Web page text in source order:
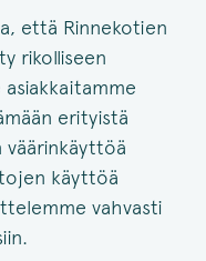
että Rinnekotien
rikolliseen
erityistä
käyttöä
vahvasti